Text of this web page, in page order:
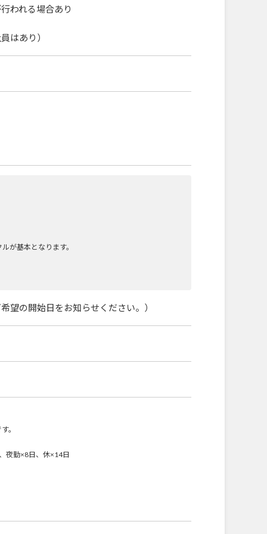
われる場合あり
はあり）
が基本となります。
望の開始日をお知らせください。）
。
夜勤×8日、休×14日